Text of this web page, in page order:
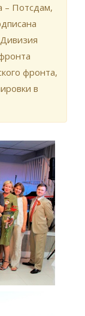
– Потсдам,
фронта,
в